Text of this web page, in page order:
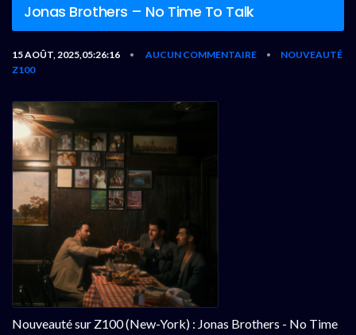
Jonas Brothers – No Time To Talk
15 AOÛT, 2025,05:26:16 • AUCUN COMMENTAIRE •
NOUVEAUTÉ
Z100
Nouveauté sur Z100 (New-York) : Jonas Brothers - No Time